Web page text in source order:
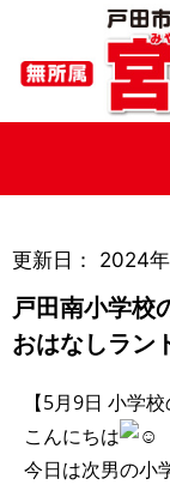
更新日： 2024
戸田南小学校
おはなしラ
【5月9日 小学
こんにちは
今日は次男の小